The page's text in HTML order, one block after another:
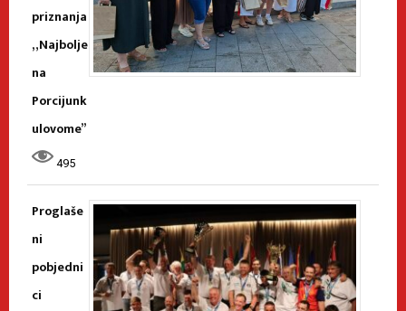
priznanja
„Najbolje
na
Porcijunk
ulovome”
495
Proglaše
ni
pobjedni
ci